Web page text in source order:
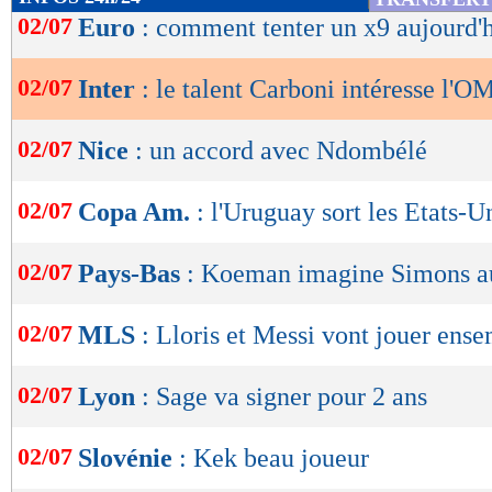
de
OK
02/07 Euro : comment tenter un x9
02/07 Inter : le talent Carboni intéresse
02/07 Nice : un accord avec Ndombélé
02/07 Copa Am. : l'Uruguay sort les Etats-
02/07 Pays-Bas : Koeman imagine Simons
02/07 MLS : Lloris et Messi vont jouer
02/07 Lyon : Sage va signer pour 2 ans
02/07 Slovénie : Kek beau joueur